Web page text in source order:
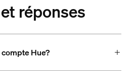
réponses
Hue?